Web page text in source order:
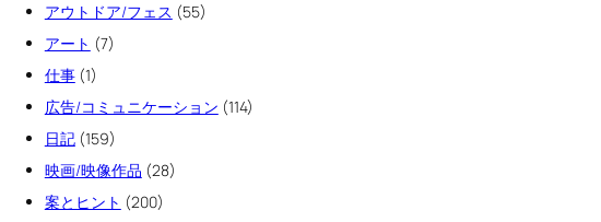
アウトドア/フェス (55)
アート (7)
仕事(1)
広告/コミュニケーション (114)
日記(159)
映画/映像作品 (28)
案とヒント (200)